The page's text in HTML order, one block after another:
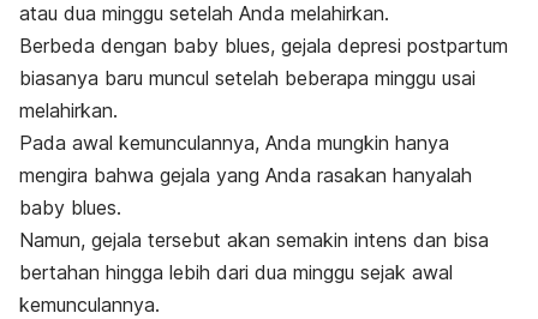
atau dua minggu setelah Anda melahirkan.
Berbeda dengan baby blues, gejala depresi postpartum
biasanya baru muncul setelah beberapa minggu usai
melahirkan.
Pada awal kemunculannya, Anda mungkin hanya
mengira bahwa gejala yang Anda rasakan hanyalah
baby blues.
Namun, gejala tersebut akan semakin intens dan bisa
bertahan hingga lebih dari dua minggu sejak awal
kemunculannya.